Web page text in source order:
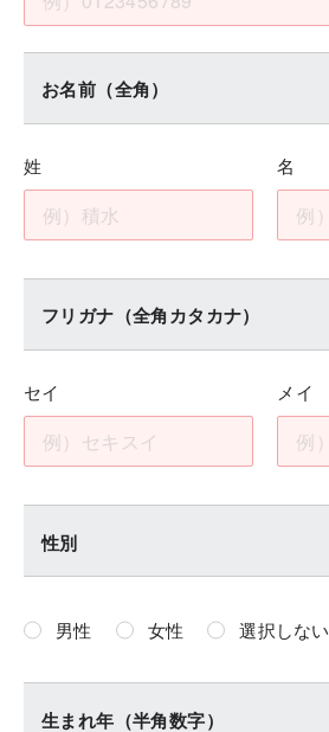
お名前（全角）
姓 名
フリガナ（全角カタカナ）
セイ メイ
性別
男性 女性 選択しない
生まれ年（半角数字）